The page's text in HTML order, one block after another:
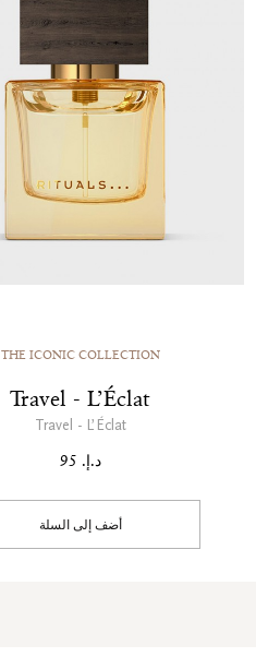
THE ICONIC COLLECTION
Travel - L’Éclat
Travel - L’Éclat
د.إ. 95
أضف إلى السلة